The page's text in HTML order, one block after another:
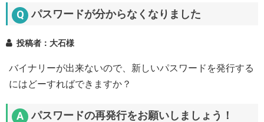
パスワードが分からなくなりました
投稿者：大石様
バイナリーが出来ないので、新しいパスワードを発行する
にはどーすればできますか？
パスワードの再発行をお願いしましょう！